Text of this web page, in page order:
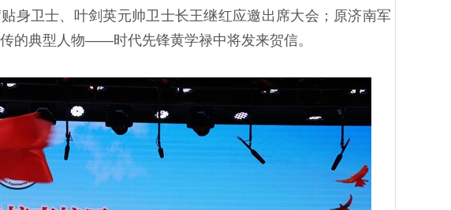
身卫士、叶剑英元帅卫士长王继红应邀出席大会；原济南军
的典型人物——时代先锋黄学禄中将发来贺信。